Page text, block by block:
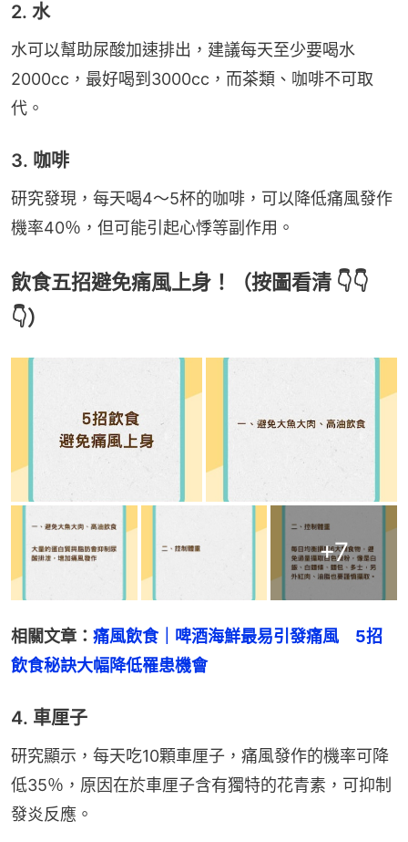
2. 水
水可以幫助尿酸加速排出，建議每天至少要喝水
2000cc，最好喝到3000cc，而茶類、咖啡不可取
代。
3. 咖啡
研究發現，每天喝4～5杯的咖啡，可以降低痛風發作
機率40％，但可能引起心悸等副作用。
飲食五招避免痛風上身！（按圖看清 👇👇
👇）
+7
相關文章： 痛風飲食｜啤酒海鮮最易引發痛風　5招
飲食秘訣大幅降低罹患機會
4. 車厘子
研究顯示，每天吃10顆車厘子，痛風發作的機率可降
低35％，原因在於車厘子含有獨特的花青素，可抑制
發炎反應。